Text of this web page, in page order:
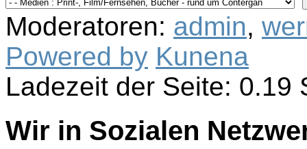
Moderatoren: admin,
Powered by Kunena
Ladezeit der Seite: 0.19
Wir in Sozialen